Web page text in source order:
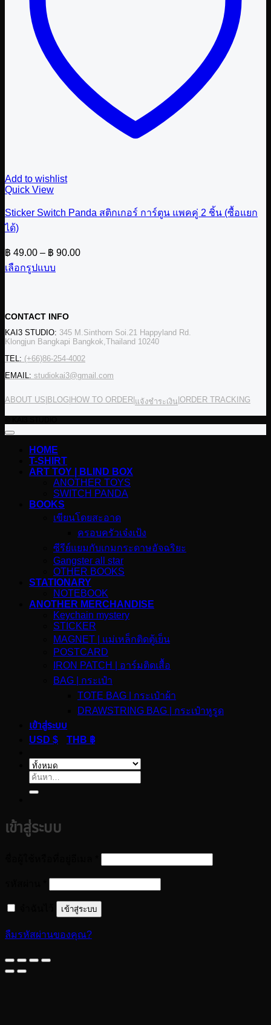
Add to wishlist
Quick View
Sticker Switch Panda สติกเกอร์ การ์ตูน แพคคู่ 2 ชิ้น (ซื้อแยก
ได้)
฿ 49.00 – ฿ 90.00Price
เลือกรูปแบบ
multiple
The
options
may
chosen
the
CONTACT INFO
KAI3 STUDIO: 345 M.Sinthorn Soi.21 Happyland Rd.
Klongjun Bangkapi Bangkok,Thailand 10240
TEL: (+66)86-254-4002
EMAIL: studiokai3@gmail.com
ABOUT US BLOG HOW TO ORDER แจ้งชำระเงิน ORDER TRACKING
HOME
T-SHIRT
ART TOY | BLIND BOX
ANOTHER TOYS
SWITCH PANDA
BOOKS
เขียนโดยสะอาด
ครอบครัวเจ๋งเป้ง
ซีรีย์แยมกับเกมกระดาษอัจฉริยะ
Gangster all star
OTHER BOOKS
STATIONARY
NOTEBOOK
ANOTHER MERCHANDISE
Keychain mystery
STICKER
MAGNET | แม่เหล็กติดตู้เย็น
POSTCARD
IRON PATCH | อาร์มติดเสื้อ
BAG | กระเป๋า
TOTE BAG | กระเป๋าผ้า
DRAWSTRING BAG | กระเป๋าหูรูด
เข้าสู่ระบบ
USD $
THB ฿
ค้นหา:
เข้าสู่ระบบ
เข้าสู่ระบบ
ลืมรหัสผ่านของคุณ?